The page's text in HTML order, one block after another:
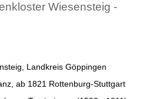
Wiesensteig -
Landkreis Göppingen
ab 1821 Rottenburg-Stuttgart